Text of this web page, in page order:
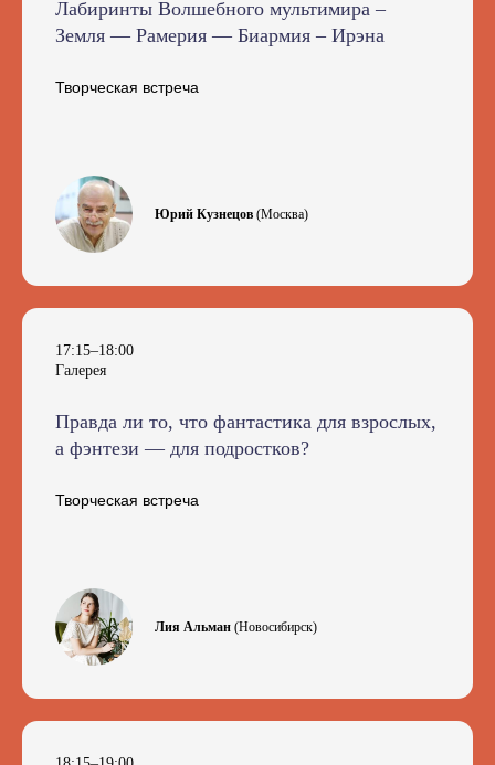
Лабиринты Волшебного мультимира –
Земля — Рамерия — Биармия – Ирэна
Творческая встреча
Юрий Кузнецов (Москва)
17:15–18:00
Галерея
Правда ли то, что фантастика для взрослых,
а фэнтези — для подростков?
Творческая встреча
Лия Альман (Новосибирск)